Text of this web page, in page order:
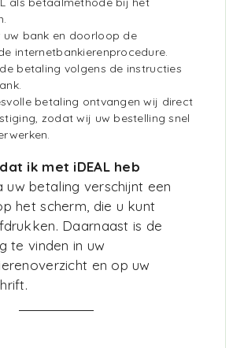
uw bank en doorloop de
internetbankierenprocedure.
betaling volgens de instructies
betaling ontvangen wij direct
zodat wij uw bestelling snel
ik met iDEAL heb
uw betaling verschijnt een
het scherm, die u kunt
Daarnaast is de
te vinden in uw
en op uw